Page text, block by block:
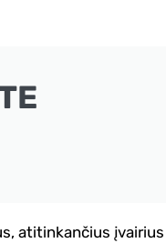
atitinkančius